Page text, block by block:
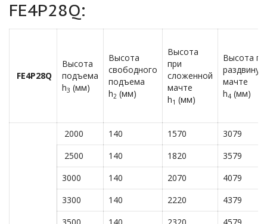
FE4P28Q:
FE4P28Q
Высота
подъема
h3 (мм)
Высота
свободного
подъема
h2 (мм)
Высота
при
сложенной
мачте
h1 (мм)
Высота
мачте
h4 (мм)
2000 140 1570
3079
2500
140 1820
3579
3000
140 2070
4079
3300
140 2220
4379